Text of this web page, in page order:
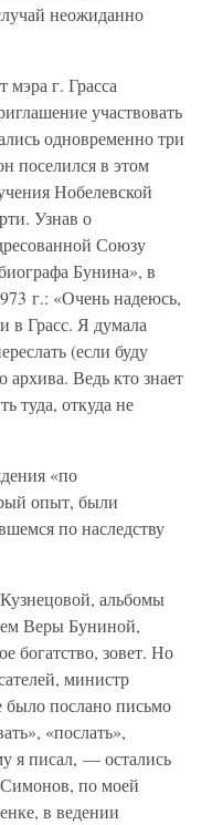
неожиданно
мэра г. Грасса
участвовать
одновременно три
поселился в этом
Нобелевской
Узнав о
Союзу
Бунина», в
г.: «Очень надеюсь,
в Грасс. Я думала
(если буду
архива. Ведь кто знает
туда, откуда не
«по
опыт, были
по наследству
альбомы
Веры Буниной,
богатство, зовет. Но
министр
было послано письмо
«послать»,
я писал, — остались
по моей
в ведении